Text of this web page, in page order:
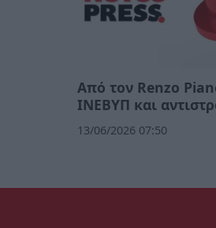
Από τον Renzo
ΙΝΕΒΥΠ και
13/06/2026 07:50